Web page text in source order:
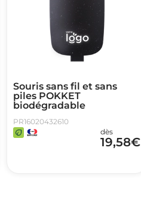
Souris sans fil et sans
piles POKKET
biodégradable
PR16020432610
dès
19,58€